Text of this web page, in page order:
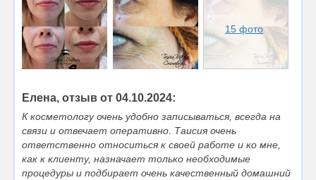
15 фото
Елена, отзыв от 04.10.2024:
К косметологу очень удобно записываться, всегда на
связи и отвечает оперативно. Таисия очень
ответственно относиться к своей работе и ко мне,
как к клиенту, назначает только необходимые
процедуры и подбирает очень качественный домашний